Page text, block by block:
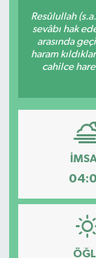
Resûlullah
sevâbı hak
arasında
haram
cahilce